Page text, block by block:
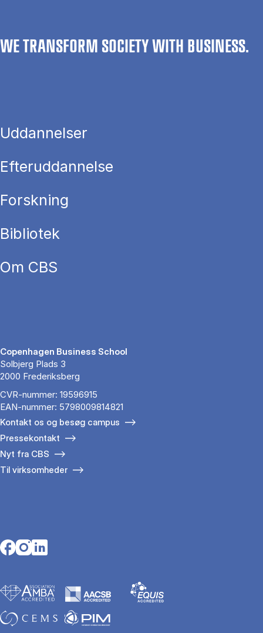
WE TRANSFORM SOCIETY WITH BUSINESS.
Uddannelser
Efteruddannelse
Forskning
Bibliotek
Om CBS
Copenhagen Business School
Solbjerg Plads 3
2000 Frederiksberg
CVR-nummer: 19596915
EAN-nummer: 5798009814821
Kontakt os og besøg campus
Pressekontakt
Nyt fra CBS
Til virksomheder
Opens in a new tab
Opens in a new tab
Opens in a new tab